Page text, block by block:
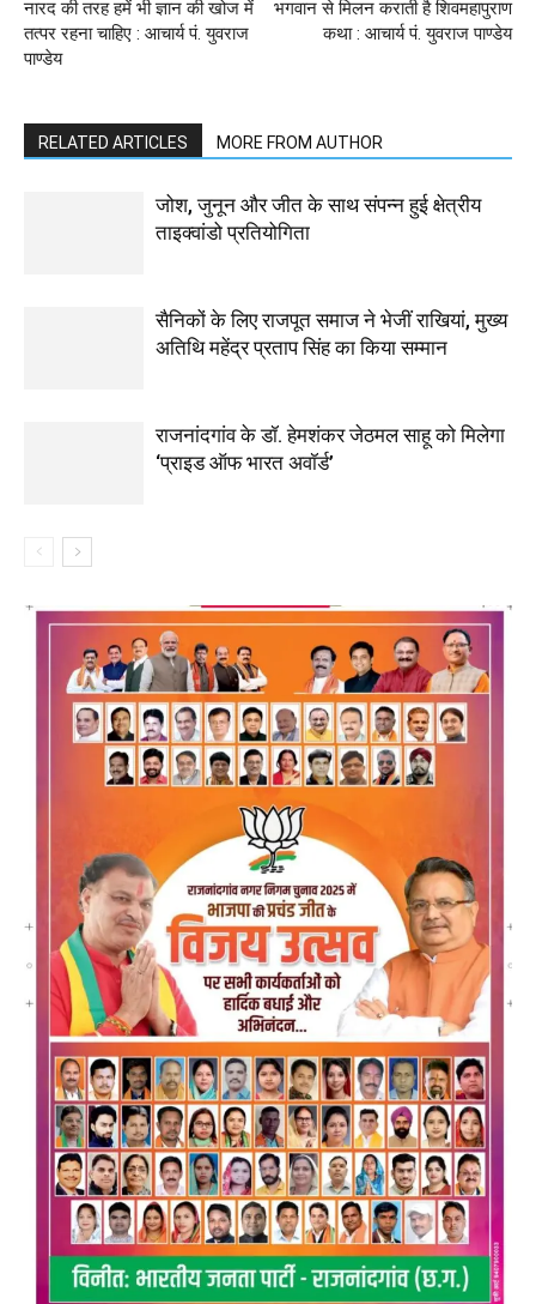
नारद की तरह हमें भी ज्ञान की खोज में
तत्पर रहना चाहिए : आचार्य पं. युवराज
पाण्डेय
भगवान से मिलन कराती है शिवमहापुराण
कथा : आचार्य पं. युवराज पाण्डेय
RELATED ARTICLES MORE FROM AUTHOR
जोश, जुनून और जीत के साथ संपन्न हुई क्षेत्रीय
ताइक्वांडो प्रतियोगिता
सैनिकों के लिए राजपूत समाज ने भेजीं राखियां, मुख्य
अतिथि महेंद्र प्रताप सिंह का किया सम्मान
राजनांदगांव के डॉ. हेमशंकर जेठमल साहू को मिलेगा
‘प्राइड ऑफ भारत अवॉर्ड’